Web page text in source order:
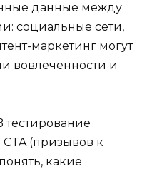
данные между
социальные сети,
маркетинг могут
вовлеченности и
тестирование
(призывов к
какие